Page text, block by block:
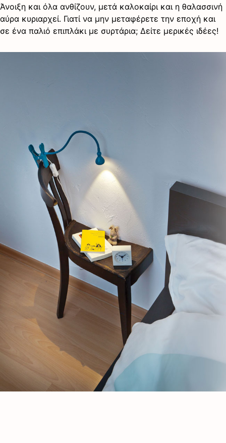
Άνοιξη και όλα ανθίζουν, μετά καλοκαίρι και η θαλασσινή
αύρα κυριαρχεί. Γιατί να μην μεταφέρετε την εποχή και
σε ένα παλιό επιπλάκι με συρτάρια; Δείτε μερικές ιδέες!